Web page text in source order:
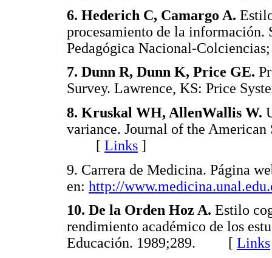
6. Hederich C, Camargo A.
procesamiento de la información.
Pedagógica Nacional-
7. Dunn R, Dunn K, Price GE.
Survey. Lawrence, KS: Price
8. Kruskal WH, AllenWallis W.
variance. Journal of the
[ Links ]
9. Carrera de Medicina. Página
en: http://
10. De la Orden Hoz A. Estilo
rendimiento académico de los
Educación. 1989;289. [ Links